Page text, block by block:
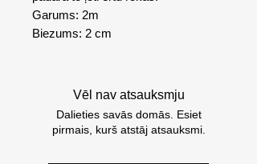
Garums: 2m
Biezums: 2 cm
Vēl nav atsauksmju
Dalieties savās domās. Esiet
pirmais, kurš atstāj atsauksmi.